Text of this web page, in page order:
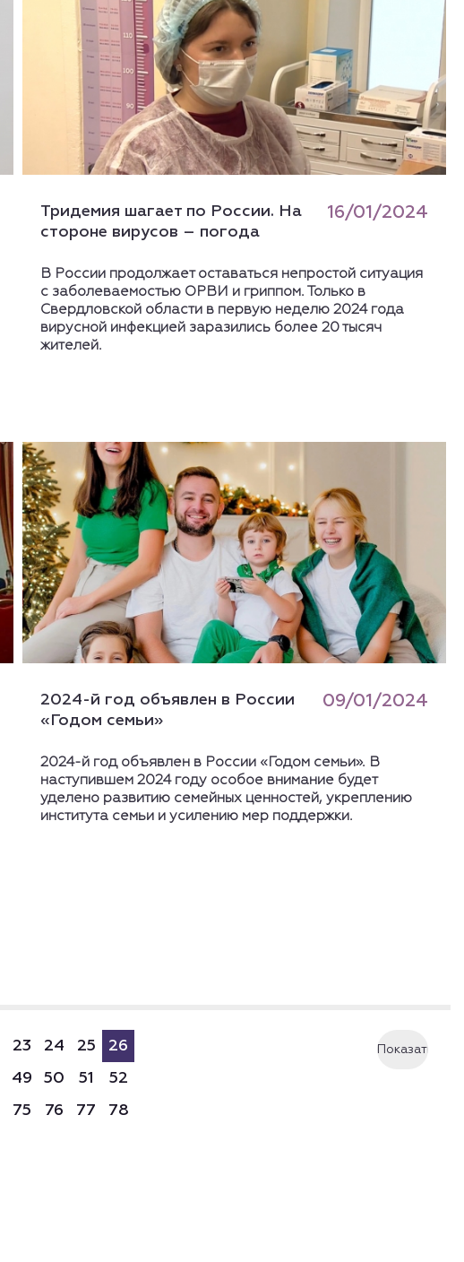
Тридемия шагает по России. На
стороне вирусов – погода
16/01/2024
В России продолжает оставаться непростой ситуация
с заболеваемостью ОРВИ и гриппом. Только в
Свердловской области в первую неделю 2024 года
вирусной инфекцией заразились более 20 тысяч
жителей.
2024-й год объявлен в России
«Годом семьи»
09/01/2024
2024-й год объявлен в России «Годом семьи». В
наступившем 2024 году особое внимание будет
уделено развитию семейных ценностей, укреплению
института семьи и усилению мер поддержки.
23 24 25
26
49 50 51
52
75 76 77
78
Показать